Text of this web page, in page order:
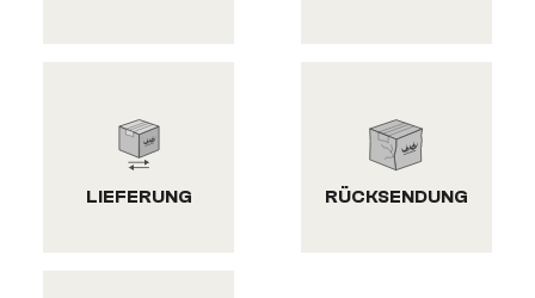
LIEFERUNG RÜCKSENDUNG